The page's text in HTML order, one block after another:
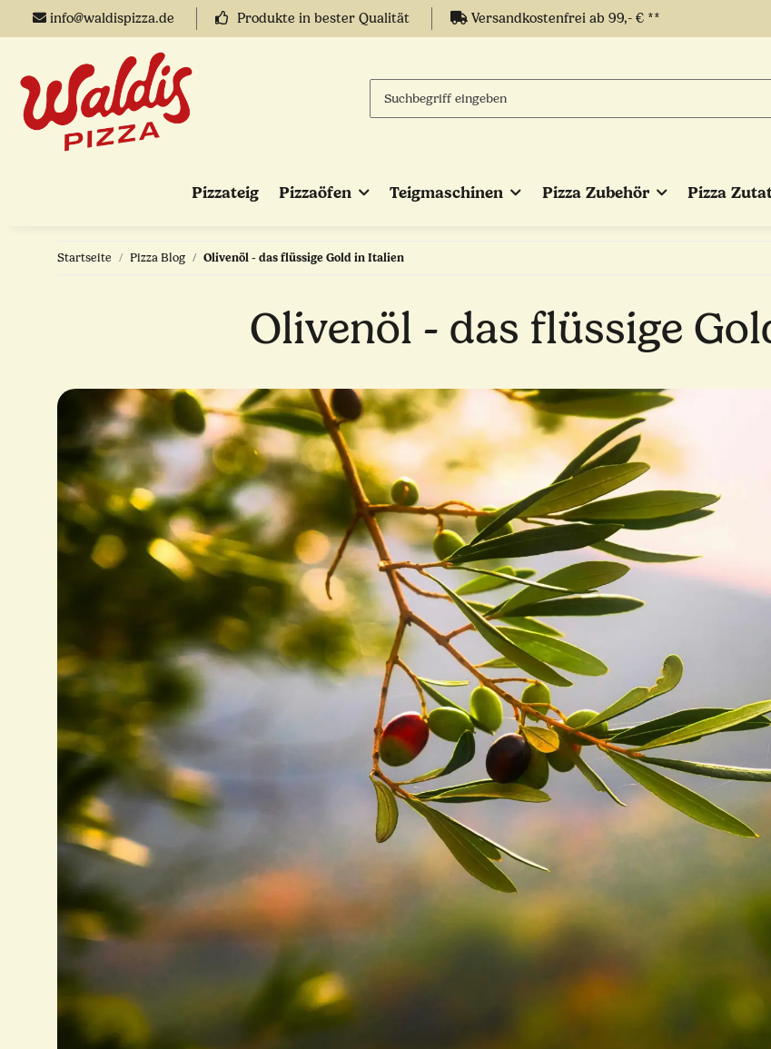
info@waldispizza.de Produkte in bester Qualität Versandkostenfrei ab 99,- € **
Pizzateig Pizzaöfen Teigmaschinen Pizza Zubehör Pizza
Startseite Pizza Blog Olivenöl - das flüssige Gold in Italien
Olivenöl - das flüssige